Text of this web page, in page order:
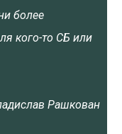
более
кого-то СБ или
Рашкован